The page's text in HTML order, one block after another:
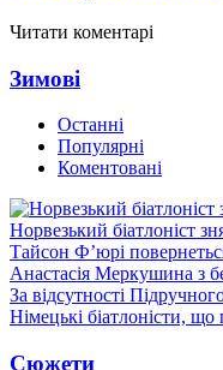
Читати коментарі
Зимові
Останні
Популярні
Коментовані
Норвезький біатлоніст
Тайсон Ф’юрі
Анастасія Меркушина з
За відсутності
Німецькі біатлоністи, що
Сюжети